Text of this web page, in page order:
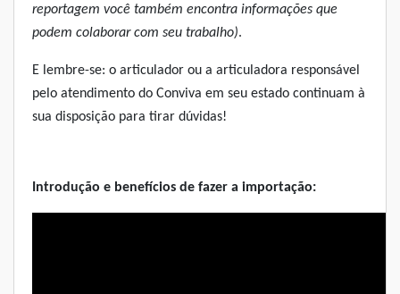
reportagem você também encontra informações que
podem colaborar com seu trabalho).
E lembre-se: o articulador ou a articuladora responsável
pelo atendimento do Conviva em seu estado continuam à
sua disposição para tirar dúvidas!
Introdução e benefícios de fazer a importação: